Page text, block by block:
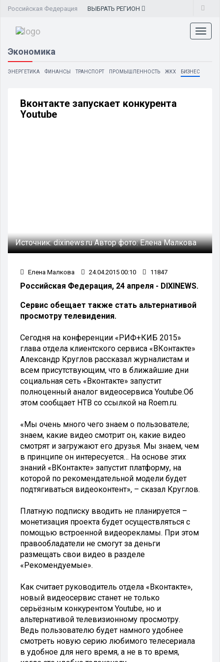
Российская Федерация ВЫБРАТЬ РЕГИОН
Экономика
ЭНЕРГЕТИКА ФИНАНСЫ ТРАНСПОРТ ПРОМЫШЛЕННОСТЬ ЖКХ БИЗНЕС
Вконтакте запускает конкурента
Youtube
Источник:dixinews.ruАвтор фото:Елена Малкова
Елена Малкова 24.04.2015 00:10 11847
Российская Федерация, 24 апреля - DIXINEWS.
Сервис обещает также стать альтернативой
просмотру телевидения.
Сегодня на конференции «РИФ+КИБ 2015»
глава отдела клиентского сервиса «ВКонтакте»
Александр Круглов рассказал журналистам и
всем присутствующим, что в ближайшие дни
социальная сеть «Вконтакте» запустит
полноценный аналог видеосервиса Youtube.Об
этом сообщает НТВ со ссылкой на Roem.ru.
«Мы очень много чего знаем о пользователе;
знаем, какие видео смотрит он, какие видео
смотрят и загружают его друзья. Мы знаем, чем
в принципе он интересуется… На основе этих
знаний «ВКонтакте» запустит платформу, на
которой по рекомендательной модели будет
подтягиваться видеоконтент», – сказал Круглов.
Платную подписку вводить не планируется –
монетизация проекта будет осуществляться с
помощью встроенной видеорекламы. При этом
правообладатели не смогут за деньги
размещать свои видео в разделе
«Рекомендуемые».
Как считает руководитель отдела «Вконтакте»,
новый видеосервис станет не только
серьёзным конкурентом Youtube, но и
альтернативой телевизионному просмотру.
Ведь пользователю будет намного удобнее
смотреть новую серию любимого телесериала
в удобное для него время, а не в то время,